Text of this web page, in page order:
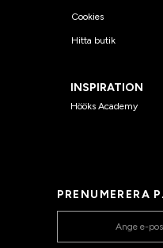
Cookies
Hitta butik
INSPIRATION
Hööks Academy
PRENUMERERA